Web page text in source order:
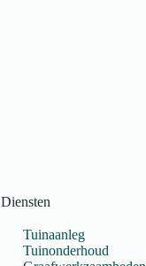
Diensten
Tuinaanleg
Tuinonderhoud